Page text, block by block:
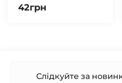
42грн
Слідкуйте за